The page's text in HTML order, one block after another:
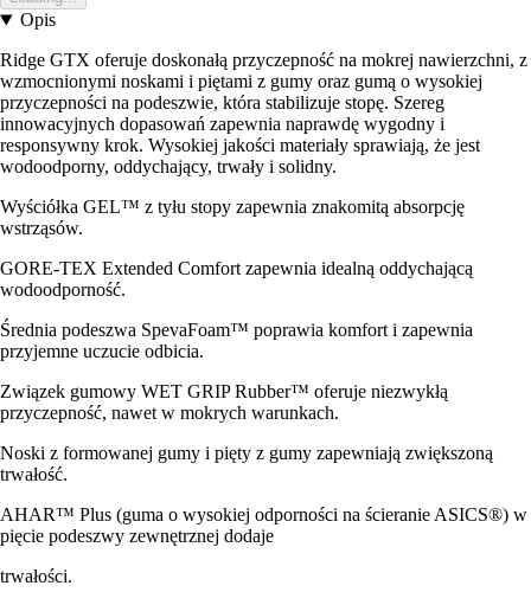
Opis
Ridge GTX oferuje doskonałą przyczepność na mokrej nawierzchni, z
wzmocnionymi noskami i piętami z gumy oraz gumą o wysokiej
przyczepności na podeszwie, która stabilizuje stopę. Szereg
innowacyjnych dopasowań zapewnia naprawdę wygodny i
responsywny krok. Wysokiej jakości materiały sprawiają, że jest
wodoodporny, oddychający, trwały i solidny.
Wyściółka GEL™ z tyłu stopy zapewnia znakomitą absorpcję
wstrząsów.
GORE-TEX Extended Comfort zapewnia idealną oddychającą
wodoodporność.
Średnia podeszwa SpevaFoam™ poprawia komfort i zapewnia
przyjemne uczucie odbicia.
Związek gumowy WET GRIP Rubber™ oferuje niezwykłą
przyczepność, nawet w mokrych warunkach.
Noski z formowanej gumy i pięty z gumy zapewniają zwiększoną
trwałość.
AHAR™ Plus (guma o wysokiej odporności na ścieranie ASICS®) w
pięcie podeszwy zewnętrznej dodaje
trwałości.